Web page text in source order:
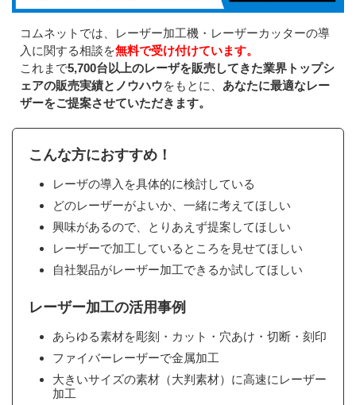
コムネットでは、レーザー加工機・レーザーカッターの導
入に関する相談を無料で受け付けています。
これまで5,700台以上のレーザを販売してきた業界トップシ
ェアの販売実績とノウハウをもとに、 あなたに最適なレー
ザーをご提案させていただきます。
こんな方におすすめ！
レーザの導入を具体的に検討している
どのレーザーがよいか、一緒に考えてほしい
興味があるので、とりあえず提案してほしい
レーザーで加工しているところを見せてほしい
自社製品がレーザー加工できるか試してほしい
レーザー加工の活用事例
あらゆる素材を彫刻・カット・穴あけ・切断・刻印
ファイバーレーザーで金属加工
大きいサイズの素材（大判素材）に高速にレーザー
加工